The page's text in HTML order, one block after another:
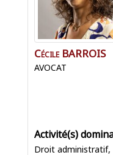
Cécile BARROIS
AVOCAT
Droit administratif,